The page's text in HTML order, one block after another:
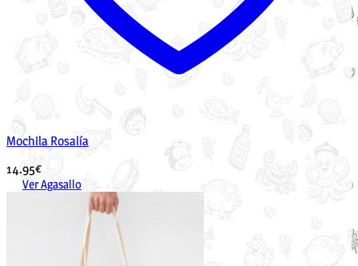
Mochila Rosalía
14.95€
Ver Agasallo